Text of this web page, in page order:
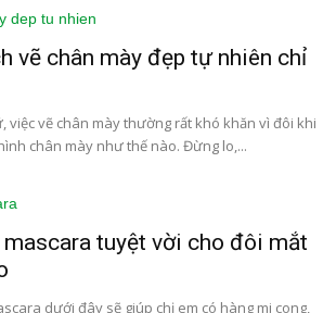
vẽ chân mày đẹp tự nhiên chỉ
việc vẽ chân mày thường rất khó khăn vì đôi khi
chân mày như thế nào. Đừng lo,...
tuyệt vời cho đôi mắt
dưới đây sẽ giúp chị em có hàng mi cong,